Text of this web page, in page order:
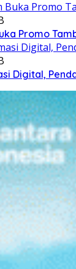
Promo
Digital,